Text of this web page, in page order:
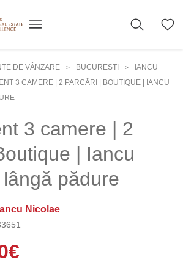
DE VÂNZARE > BUCURESTI >
IANCU
3 CAMERE | 2 PARCĂRI | BOUTIQUE | IANCU
3 camere | 2
| Iancu
pădure
Nicolae
€